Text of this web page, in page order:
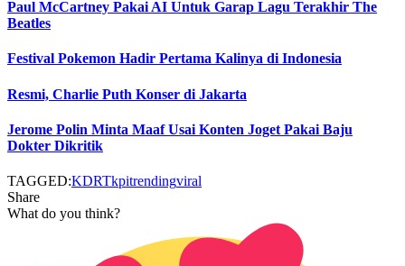
Paul McCartney Pakai AI Untuk Garap Lagu Terakhir The
Beatles
Festival Pokemon Hadir Pertama Kalinya di Indonesia
Resmi, Charlie Puth Konser di Jakarta
Jerome Polin Minta Maaf Usai Konten Joget Pakai Baju
Dokter Dikritik
TAGGED:KDRTkpitrendingviral
Share
What do you think?